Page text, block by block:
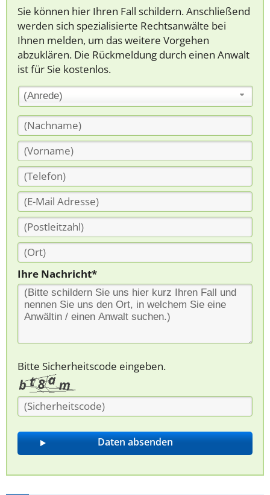
Sie können hier Ihren Fall schildern. Anschließend
werden sich spezialisierte Rechtsanwälte bei
Ihnen melden, um das weitere Vorgehen
abzuklären. Die Rückmeldung durch einen Anwalt
ist für Sie kostenlos.
(Anrede)
Ihre Nachricht*
Bitte Sicherheitscode eingeben.